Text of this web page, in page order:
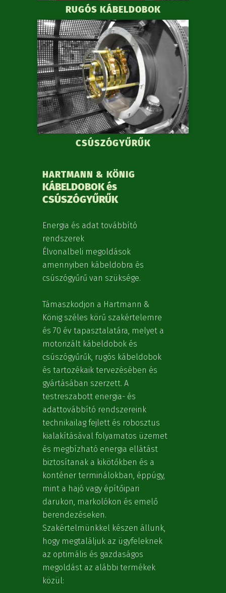
RUGÓS KÁBELDOBOK
CSÚSZÓGYŰRŰK
HARTMANN & KÖNIG
KÁBELDOBOK és
CSÚSZÓGYŰRŰK
Energia és adat továbbító
rendszerek
Élvonalbeli megoldások
amennyiben kábeldobra és
csúszógyűrű van szüksége.
Támaszkodjon a Hartmann &
König széles körű szakértelemre
és 70 év tapasztalatára, melyet a
motorizált kábeldobok és
csúszógyűrűk, rugós kábeldobok
és tartozékaik tervezésében és
gyártásában szerzett. A
testreszabott energia- és
adattovábbító rendszereink
technikailag fejlett és robosztus
kialakításával folyamatos üzemet
és megbízható energia ellátást
biztosítanak a kikötőkben és a
konténer terminálokban, éppúgy,
mint a hajó vagy építőipari
darukon, markolókon és emelő
berendezéseken.
Szakértelmünkkel készen állunk,
hogy megtaláljuk az ügyfeleknek
az optimális és gazdaságos
megoldást az alábbi termékek
közül: